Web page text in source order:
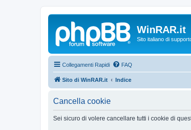
WinRAR.it
Sito italiano di
Collegamenti Rapidi FAQ
Sito di WinRAR.it Indice
Cancella cookie
Sei sicuro di volere cancellare tutti i cookie di